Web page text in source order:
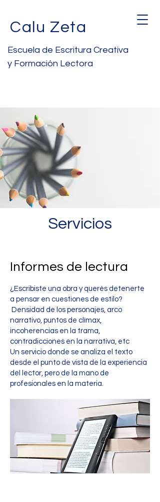
Calu Zeta
Escuela de Escritura Creativa
y Formación Lectora
Servicios
Informes de lectura
¿Escribiste una obra y querés detenerte
a pensar en cuestiones de estilo?
Densidad de los personajes, arco
narrativo, puntos de clímax,
incoherencias en la trama,
contradicciones en la narrativa, etc
Un servicio donde se analiza el texto
desde el punto de vista de la experiencia
del lector, pero de la mano de
profesionales en la materia.